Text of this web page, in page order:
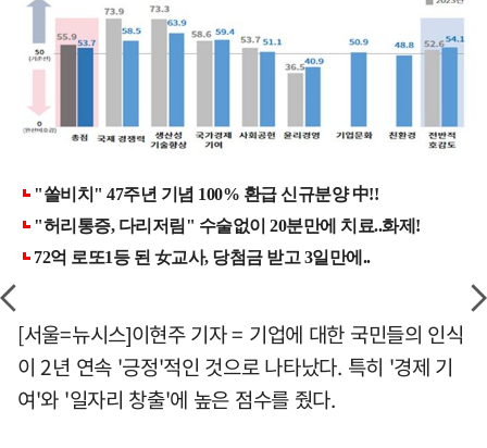
[서울=뉴시스]이현주 기자 = 기업에 대한 국민들의 인식
이 2년 연속 '긍정'적인 것으로 나타났다. 특히 '경제 기
여'와 '일자리 창출'에 높은 점수를 줬다.